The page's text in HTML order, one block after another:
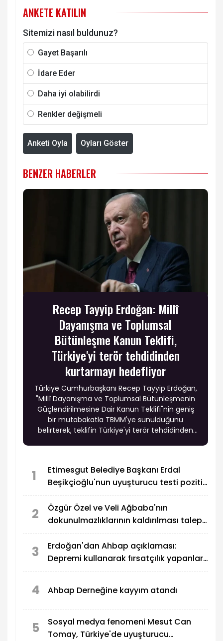
ANKETE KATILIN
Sitemizi nasıl buldunuz?
Gayet Başarılı
İdare Eder
Daha iyi olabilirdi
Renkler değişmeli
Anketi Oyla Oyları Göster
BENZER HABERLER
Recep Tayyip Erdoğan: Millî
Dayanışma ve Toplumsal
Bütünleşme Kanun Teklifi,
Türkiye'yi terör tehdidinden
kurtarmayı hedefliyor
Türkiye Cumhurbaşkanı Recep Tayyip Erdoğan,
"Millî Dayanışma ve Toplumsal Bütünleşmenin
Güçlendirilmesine Dair Kanun Teklifi"nin geniş
bir mutabakatla TBMM'ye sunulduğunu
belirterek, teklifin Türkiye'yi terör tehdidinden
1
Etimesgut Belediye Başkanı Erdal
Beşikçioğlu'nun uyuşturucu testi pozitif
2
Özgür Özel ve Veli Ağbaba'nın
dokunulmazlıklarının kaldırılması talep
3
Erdoğan'dan Ahbap açıklaması:
Depremi kullanarak fırsatçılık yapanlar
4 Ahbap Derneğine kayyım atandı
5
Sosyal medya fenomeni Mesut Can
Tomay, Türkiye'de uyuşturucu